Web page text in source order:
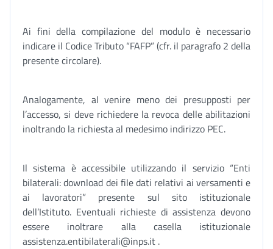
Ai fini della compilazione del modulo è necessario
indicare il Codice Tributo “FAFP” (cfr. il paragrafo 2 della
presente circolare).
Analogamente, al venire meno dei presupposti per
l’accesso, si deve richiedere la revoca delle abilitazioni
inoltrando la richiesta al medesimo indirizzo PEC.
Il sistema è accessibile utilizzando il servizio “Enti
bilaterali: download dei file dati relativi ai versamenti e
ai lavoratori” presente sul sito istituzionale
dell’Istituto. Eventuali richieste di assistenza devono
essere inoltrare alla casella istituzionale
assistenza.entibilaterali@inps.it .